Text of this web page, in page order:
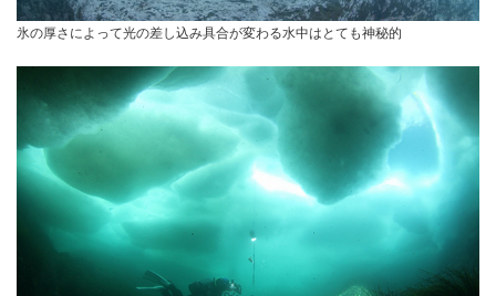
氷の厚さによって光の差し込み具合が変わる水中はとても神秘的